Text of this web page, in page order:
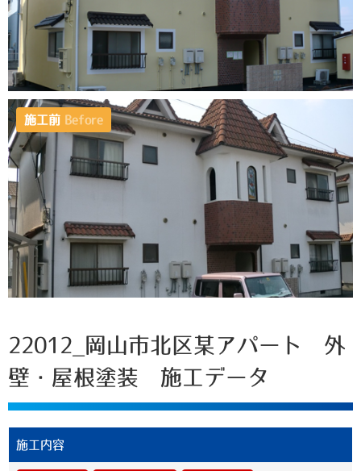
施工前 Before
22012_岡山市北区某アパート 外
壁・屋根塗装 施工データ
施工内容